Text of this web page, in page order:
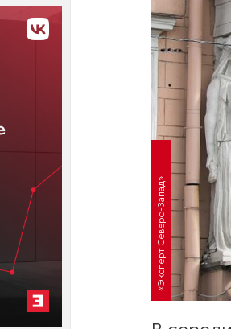
«Эксперт Северо-Запад»